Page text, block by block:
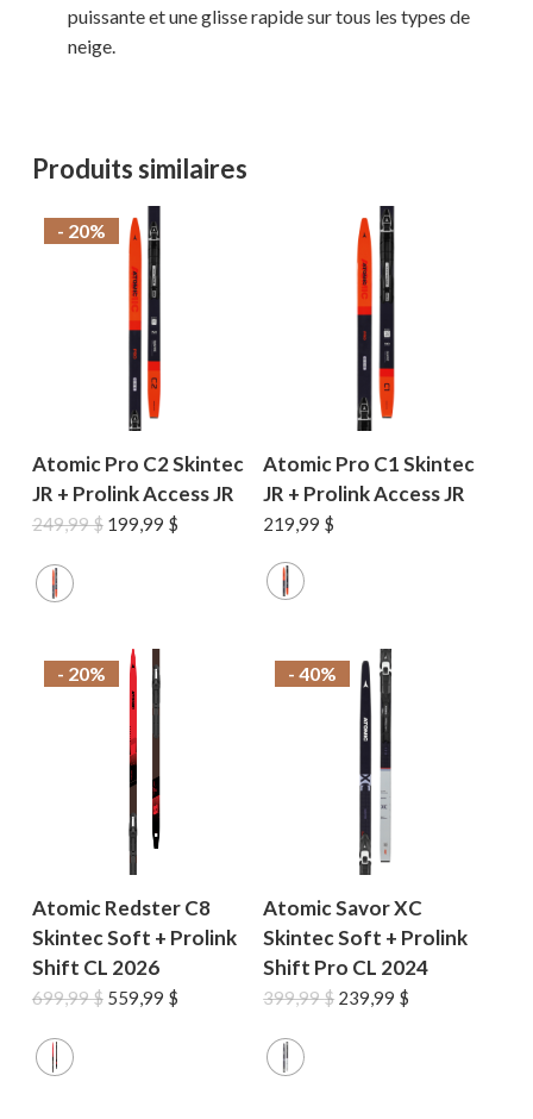
puissante et une glisse rapide sur tous les types de
neige.
Produits similaires
- 20%
Atomic Pro C2 Skintec
JR + Prolink Access JR
249,99$ Le
199,99 $Le
Atomic Pro C1 Skintec
JR + Prolink Access JR
219,99 $
- 20%
Atomic Redster C8
Skintec Soft + Prolink
Shift CL 2026
699,99$ Le
559,99 $Le
- 40%
Atomic Savor XC
Skintec Soft + Prolink
Shift Pro CL 2024
399,99$ Le
239,99 $